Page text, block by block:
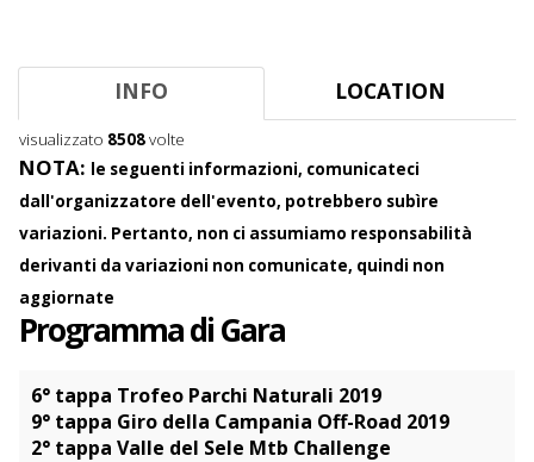
INFO LOCATION
visualizzato 8508volte
NOTA: le seguenti informazioni, comunicateci
dall'organizzatore dell'evento, potrebbero subìre
variazioni. Pertanto, non ci assumiamo responsabilità
derivanti da variazioni non comunicate, quindi non
aggiornate
Programma di Gara
6° tappa Trofeo Parchi Naturali 2019
9° tappa Giro della Campania Off-Road 2019
2° tappa Valle del Sele Mtb Challenge